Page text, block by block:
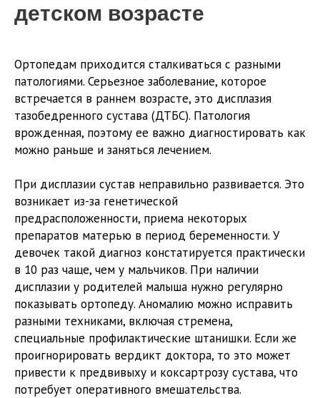
детском возрасте
Ортопедам приходится сталкиваться с разными
патологиями. Серьезное заболевание, которое
встречается в раннем возрасте, это дисплазия
тазобедренного сустава (ДТБС). Патология
врожденная, поэтому ее важно диагностировать как
можно раньше и заняться лечением.
При дисплазии сустав неправильно развивается. Это
возникает из-за генетической
предрасположенности, приема некоторых
препаратов матерью в период беременности. У
девочек такой диагноз констатируется практически
в 10 раз чаще, чем у мальчиков. При наличии
дисплазии у родителей малыша нужно регулярно
показывать ортопеду. Аномалию можно исправить
разными техниками, включая стремена,
специальные профилактические штанишки. Если же
проигнорировать вердикт доктора, то это может
привести к предвивыху и коксартрозу сустава, что
потребует оперативного вмешательства.